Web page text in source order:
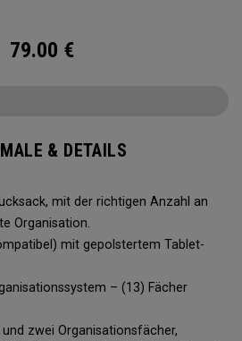
79.00 €
& DETAILS
mit der richtigen Anzahl an
Organisation.
mit gepolstertem Tablet-
– (13) Fächer
zwei Organisationsfächer,